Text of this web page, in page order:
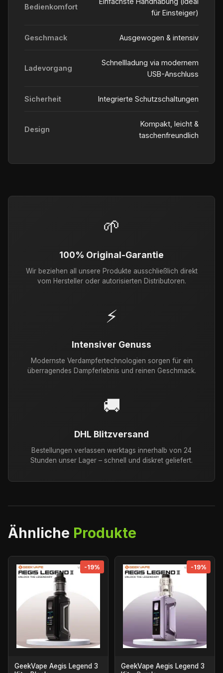
Bedienkomfort
für Einsteiger)
Geschmack Ausgewogen & intensiv
Ladevorgang
Schnellladung via modernem
USB-Anschluss
Sicherheit Integrierte Schutzschaltungen
Design
Kompakt, leicht &
taschenfreundlich
🌱
100% Original-Garantie
Wir beziehen all unsere Produkte ausschließlich direkt
vom Hersteller oder autorisierten Distributoren.
⚡
Intensiver Genuss
Modernste Verdampfertechnologien sorgen für ein
überragendes Dampferlebnis und reinen Geschmack.
🚚
DHL Blitzversand
Bestellungen verlassen werktags innerhalb von 24
Stunden unser Lager – schnell und diskret geliefert.
Ähnliche Produkte
-19%
GeekVape Aegis Legend 3
-19%
GeekVape Aegis Legend 3